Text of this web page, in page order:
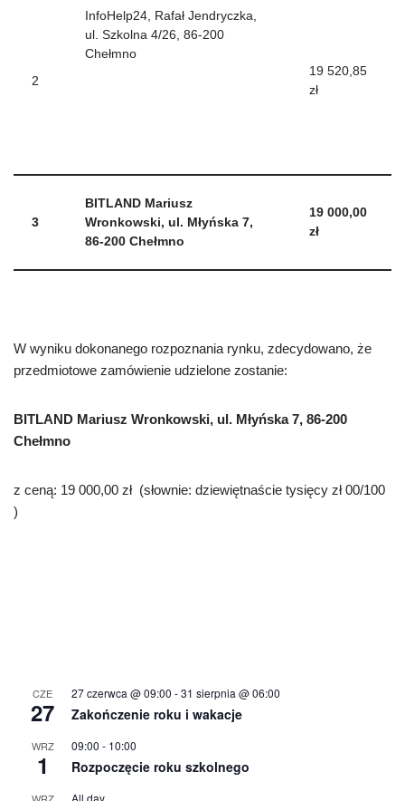
2
InfoHelp24, Rafał Jendryczka,
ul. Szkolna 4/26, 86-200
Chełmno
19 520,85
zł
3
BITLAND Mariusz
Wronkowski, ul. Młyńska 7,
86-200 Chełmno
19 000,00
zł
W wyniku dokonanego rozpoznania rynku, zdecydowano, że
przedmiotowe zamówienie udzielone zostanie:
BITLAND Mariusz Wronkowski, ul. Młyńska 7, 86-200
Chełmno
z ceną: 19 000,00 zł (słownie: dziewiętnaście tysięcy zł 00/100
)
CZE
27
27 czerwca @ 09:00 -31 sierpnia @ 06:00
Zakończenie roku i wakacje
WRZ
1
09:00 - 10:00
Rozpoczęcie roku szkolnego
WRZ All day